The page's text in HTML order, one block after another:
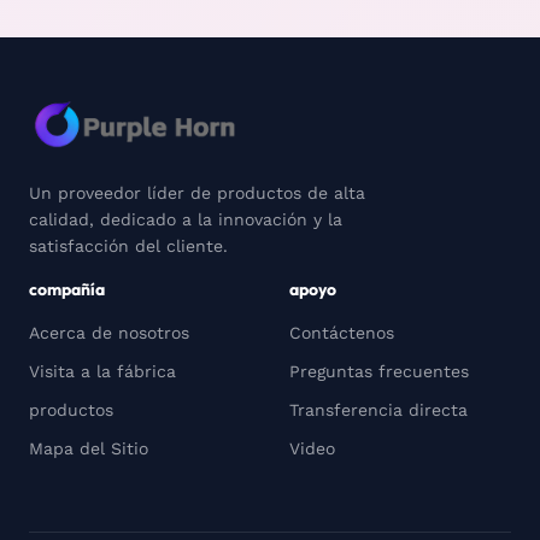
Un proveedor líder de productos de alta
calidad, dedicado a la innovación y la
satisfacción del cliente.
compañía
Acerca de nosotros
Visita a la fábrica
productos
Mapa del Sitio
apoyo
Contáctenos
Preguntas frecuentes
Transferencia directa
Video